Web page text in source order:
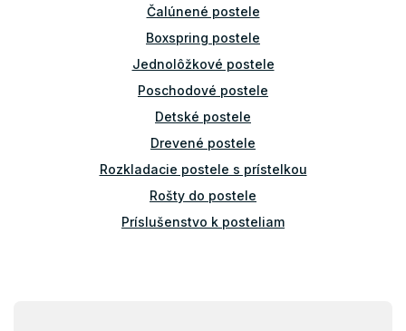
r
k
y
ý
p
s
u
Čalúnené postele
Boxspring postele
Jednolôžkové postele
Poschodové postele
Detské postele
Drevené postele
Rozkladacie postele s prístelkou
Rošty do postele
Príslušenstvo k posteliam